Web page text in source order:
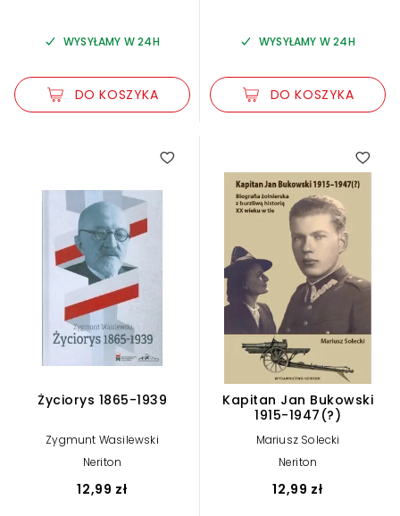
WYSYŁAMY W 24H
DO KOSZYKA
WYSYŁAMY W 24H
DO KOSZYKA
Życiorys 1865-1939
Zygmunt Wasilewski
Neriton
12,99 zł
Kapitan Jan Bukowski
1915-1947(?)
Mariusz Solecki
Neriton
12,99 zł